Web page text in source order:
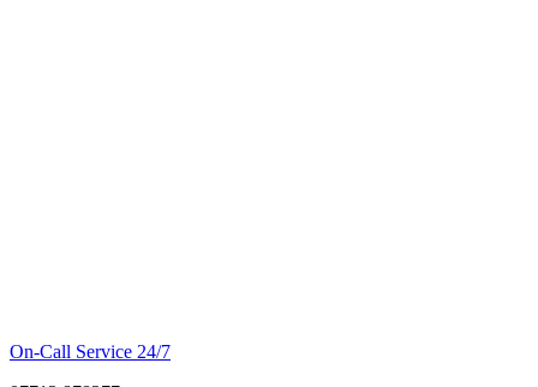
On-Call Service 24/7